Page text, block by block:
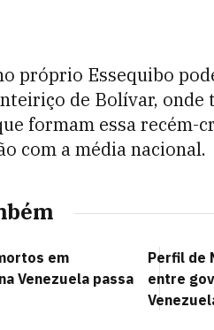
próprio Essequibo
de Bolívar, onde
formam essa recém-
com a média nacional.
em
Venezuela passa
Perfil de
entre